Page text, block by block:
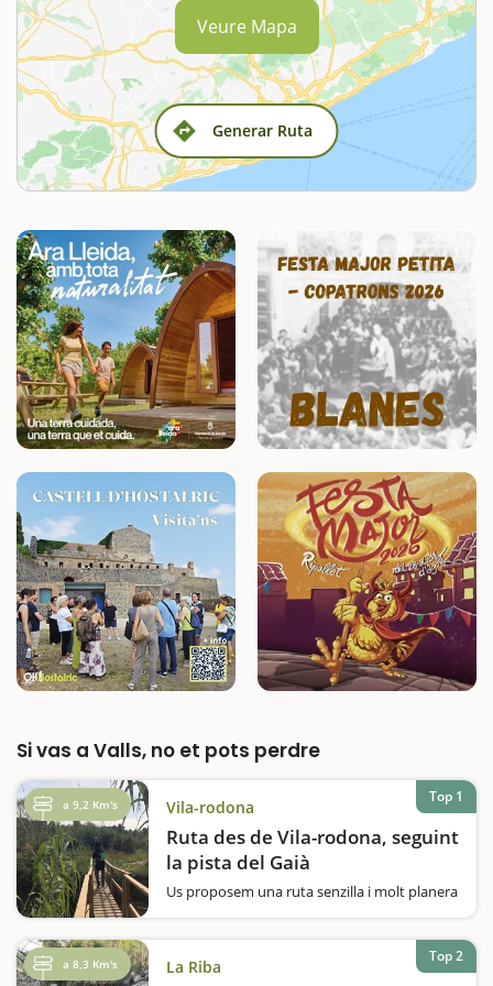
Generar Ruta
Veure Mapa
Si vas a Valls, no et pots perdre
a 9,2 Km's Vila-rodona
Ruta des de Vila-rodona, seguint
la pista del Gaià
Us proposem una ruta senzilla i molt planera
rodona. On aparcar el cotxe Un cop
Top 1
a 8,3 Km's La Riba
Top 2